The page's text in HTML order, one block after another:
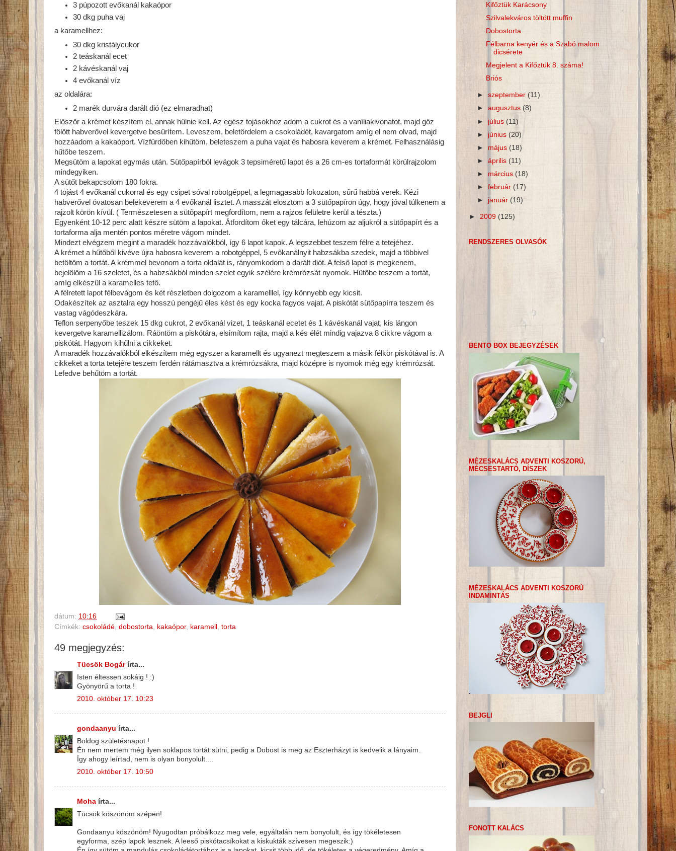
3 púpozott evőkanál kakaópor
30 dkg puha vaj
a karamellhez:
30 dkg kristálycukor
2 teáskanál ecet
2 kávéskanál vaj
4 evőkanál víz
az oldalára:
2 marék durvára darált dió (ez elmaradhat)
Először a krémet készítem el, annak hűlnie kell. Az egész tojásokhoz adom a cukrot és a vaníliakivonatot, majd gőz
fölött habverővel kevergetve besűrítem. Leveszem, beletördelem a csokoládét, kavargatom amíg el nem olvad, majd
hozzáadom a kakaóport. Vízfürdőben kihűtöm, beleteszem a puha vajat és habosra keverem a krémet. Felhasználásig
hűtőbe teszem.
Megsütöm a lapokat egymás után. Sütőpapírból levágok 3 tepsiméretű lapot és a 26 cm-es tortaformát körülrajzolom
mindegyiken.
A sütőt bekapcsolom 180 fokra.
4 tojást 4 evőkanál cukorral és egy csipet sóval robotgéppel, a legmagasabb fokozaton, sűrű habbá verek. Kézi
habverővel óvatosan belekeverem a 4 evőkanál lisztet. A masszát elosztom a 3 sütőpapíron úgy, hogy jóval túlkenem a
rajzolt körön kívül. ( Természetesen a sütőpapírt megfordítom, nem a rajzos felületre kerül a tészta.)
Egyenként 10-12 perc alatt készre sütöm a lapokat. Átfordítom őket egy tálcára, lehúzom az aljukról a sütőpapírt és a
tortaforma alja mentén pontos méretre vágom mindet.
Mindezt elvégzem megint a maradék hozzávalókból, így 6 lapot kapok. A legszebbet teszem félre a tetejéhez.
A krémet a hűtőből kivéve újra habosra keverem a robotgéppel, 5 evőkanálnyit habzsákba szedek, majd a többivel
betöltöm a tortát. A krémmel bevonom a torta oldalát is, rányomkodom a darált diót. A felső lapot is megkenem,
bejelölöm a 16 szeletet, és a habzsákból minden szelet egyik szélére krémrózsát nyomok. Hűtőbe teszem a tortát,
amíg elkészül a karamelles tető.
A félretett lapot félbevágom és két részletben dolgozom a karamelllel, így könnyebb egy kicsit.
Odakészítek az asztalra egy hosszú pengéjű éles kést és egy kocka fagyos vajat. A piskótát sütőpapírra teszem és
vastag vágódeszkára.
Teflon serpenyőbe teszek 15 dkg cukrot, 2 evőkanál vizet, 1 teáskanál ecetet és 1 kávéskanál vajat, kis lángon
kevergetve karamellizálom. Ráöntöm a piskótára, elsimítom rajta, majd a kés élét mindig vajazva 8 cikkre vágom a
piskótát. Hagyom kihűlni a cikkeket.
A maradék hozzávalókból elkészítem még egyszer a karamellt és ugyanezt megteszem a másik félkör piskótával is. A
cikkeket a torta tetejére teszem ferdén rátámasztva a krémrózsákra, majd középre is nyomok még egy krémrózsát.
Lefedve behűtöm a tortát.
dátum: 10:16
Címkék: csokoládé dobostorta kakaópor, karamell torta
49 megjegyzés:
Tücsök Bogárírta...
Isten éltessen sokáig ! :)
Gyönyörű a torta !
2010. október 17. 10:23
gondaanyu írta...
Boldog születésnapot !
Én nem mertem még ilyen soklapos tortát sütni, pedig a Dobost is meg az Eszterházyt is kedvelik a lányaim.
Így ahogy leírtad, nem is olyan bonyolult....
2010. október 17. 10:50
Moha írta...
Tücsök köszönöm szépen!
Gondaanyu köszönöm! Nyugodtan próbálkozz meg vele, egyáltalán nem bonyolult, és így tökéletesen
egyforma, szép lapok lesznek. A leeső piskótacsíkokat a kiskukták szívesen megeszik:)
Kifőztük Karácsony
Szilvalekváros töltött muffin
Dobostorta
Félbarna kenyér és a Szabó malom
dicsérete
Megjelent a Kifőztük 8. száma!
Briós
►szeptember (11)
►augusztus (8)
► július (11)
► június(20)
► május(18)
►április(11)
► március (18)
►február (17)
► január (19)
► 2009 (125)
RENDSZERES OLVASÓK
BENTO BOX BEJEGYZÉSEK
MÉZESKALÁCS ADVENTI KOSZORÚ,
MÉCSESTARTÓ, DÍSZEK
MÉZESKALÁCS ADVENTI KOSZORÚ
INDAMINTÁS
BEJGLI
FONOTT KALÁCS